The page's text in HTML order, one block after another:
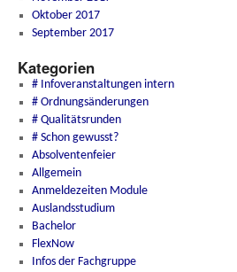
Oktober 2017
September 2017
Kategorien
# Infoveranstaltungen intern
# Ordnungsänderungen
# Qualitätsrunden
# Schon gewusst?
Absolventenfeier
Allgemein
Anmeldezeiten Module
Auslandsstudium
Bachelor
FlexNow
Infos der Fachgruppe